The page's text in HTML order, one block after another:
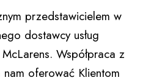
przedstawicielem w
dostawcy usług
Współpraca z
oferować Klientom